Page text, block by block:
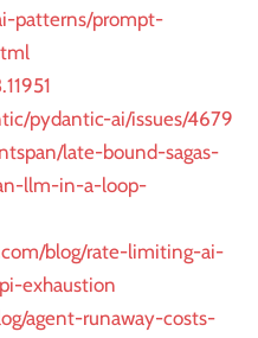
patterns/prompt-
pydantic-ai/issues/4679
late-bound-sagas-
llm-in-a-loop-
blog/rate-limiting-ai-
exhaustion
agent-runaway-costs-